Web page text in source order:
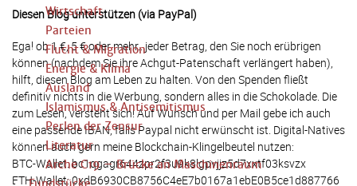
Wirtschaft
Parteien
Flucht & Migration
Energie & Klima
Ausland
Islamismus & Antisemitismus
Perlen der Zensur
Literatur
Arche C19 – Brücke an Maschinenraum
Diesen Blog unterstützen (via PayPal)
Egal ob 1 €, 5 € oder mehr...jeder Betrag, den Sie noch erübrigen
können (nachdem Sie ihre Achgut-Patenschaft verlängert haben),
hilft, diesen Blog am Leben zu halten. Von den Spenden fließt
definitiv nichts in die Werbung, sondern alles in die Schokolade. Die
zum Lesen, versteht sich! Auf Wunsch und per Mail gebe ich auch
eine passende IBAN, falls Paypal nicht erwünscht ist. Digital-Natives
können auch gern meine Blockchain-Klingelbeutel nutzen:
BTC-Wallet: bc1qgagr644zpr2f3u9k8lgpvjjz5d7xxtf03ksvzx
ETH-Wallet: 0xdB6930CB8756C4eE7b0167a1ebE0B5ce1d887766